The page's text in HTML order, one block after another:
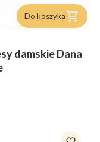
Do koszyka
damskie Dana